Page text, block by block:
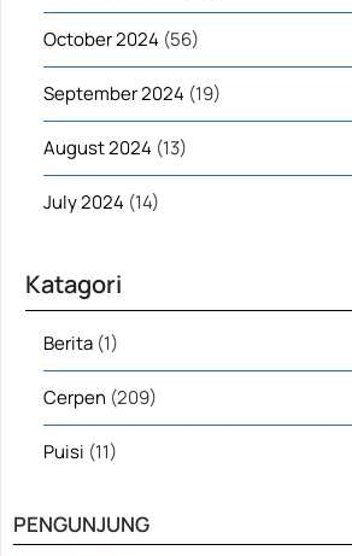
October 2024 (56)
September 2024 (19)
August 2024 (13)
July 2024 (14)
Katagori
Berita (1)
Cerpen (209)
Puisi (11)
PENGUNJUNG